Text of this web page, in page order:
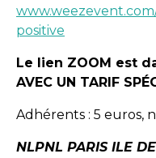
positive
Le lien ZOOM est
AVEC UN TARIF
Adhérents : 5 euros,
NLPNL PARIS ILE